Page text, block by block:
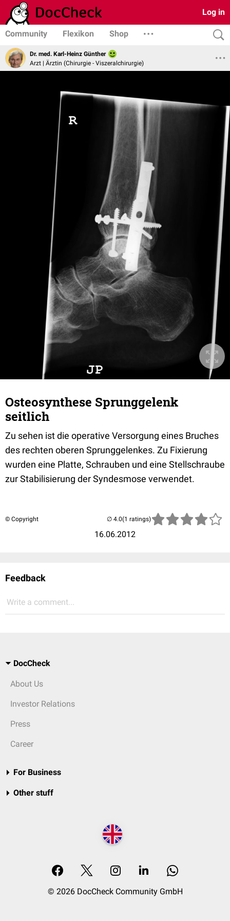
Log in
Community Flexikon Shop
Dr. med. Karl-Heinz Günther
Arzt | Ärztin (Chirurgie - Viszeralchirurgie)
Osteosynthese Sprunggelenk
seitlich
Zu sehen ist die operative Versorgung eines Bruches
des rechten oberen Sprunggelenkes. Zu Fixierung
wurden eine Platte, Schrauben und eine Stellschraube
zur Stabilisierung der Syndesmose verwendet.
© Copyright
16.06.2012
(1 ratings)
Feedback
Write a comment...
DocCheck
About Us
Investor Relations
Press
Career
For Business
Other stuff
© 2026 DocCheck Community GmbH